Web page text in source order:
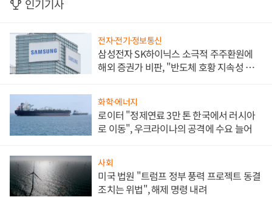
인기기사
전자·전기·정보통신
삼성전자 SK하이닉스 소극적 주주환원에
해외 증권가 비판, "반도체 호황 지속성 의
화학·에너지
로이터 "정제연료 3만 톤 한국에서 러시아
로 이동", 우크라이나의 공격에 수요 늘어
사회
미국 법원 "트럼프 정부 풍력 프로젝트 동결
조치는 위법", 해제 명령 내려